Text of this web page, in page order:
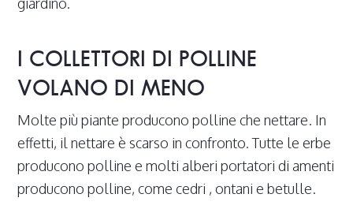
I COLLETTORI DI POLLINE
VOLANO DI MENO
Molte più piante producono polline che nettare. In
effetti, il nettare è scarso in confronto. Tutte le erbe
producono polline e molti alberi portatori di amenti
producono polline, come cedri , ontani e betulle.